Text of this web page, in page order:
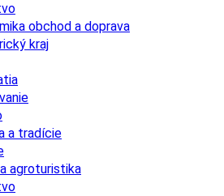
obchod a doprava
kraj
a tradície
agroturistika